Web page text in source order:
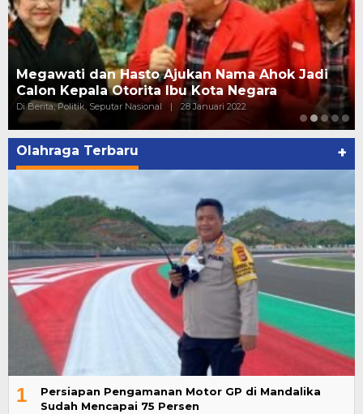
Megawati dan Hasto Ajukan Nama Ahok Jadi
Calon Kepala Otorita Ibu Kota Negara
Di Berita, Politik, Seputar Nasional | 28 Januari 2022
Olahraga Terbaru +
1
Persiapan Pengamanan Motor GP di Mandalika
Sudah Mencapai 75 Persen